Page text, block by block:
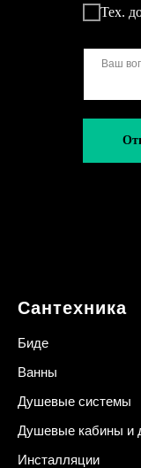
Тех.
Сантехника
Биде
Ванны
Душевые системы
Душевые кабины и
Инсталляции